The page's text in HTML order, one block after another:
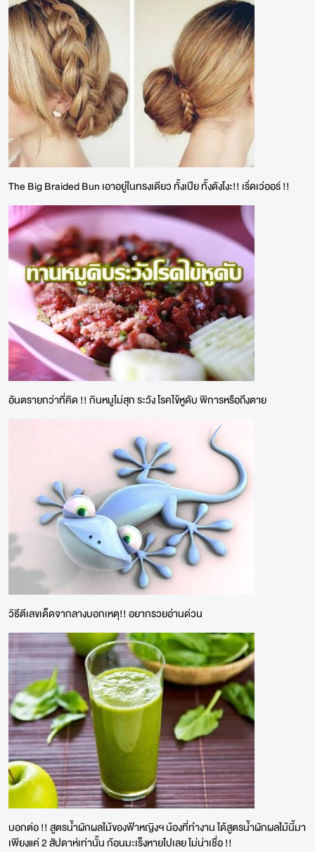
The Big Braided Bun เอาอยู่ในทรงเดียว ทั้งเปีย ทั้งดังโงะ!! เริ่ดเว่ออร์ !!
อันตรายกว่าที่คิด !! กินหมูไม่สุก ระวัง โรคไข้หูดับ พิการหรือถึงตาย
วิธีตีเลขเด็ดจากลางบอกเหตุ!! อยากรวยอ่านด่วน
บอกต่อ !! สูตรน้ำผักผลไม้ของฟ้าหญิงฯ น้องที่ทำงาน ได้สูตรน้ำผักผลไม้นี้มา
เพียงแค่ 2 สัปดาห์เท่านั้น ก้อนมะเร็งหายไปเลย ไม่น่าเชื่อ !!